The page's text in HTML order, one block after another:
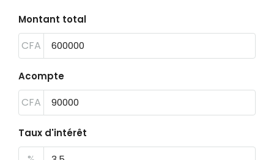
Montant total
CFA
Acompte
CFA
Taux d'intérêt